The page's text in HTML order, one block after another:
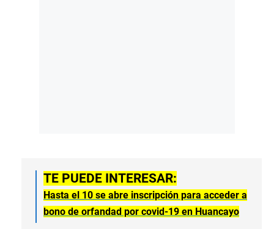
TE PUEDE INTERESAR:
Hasta el 10 se abre inscripción para acceder a
bono de orfandad por covid-19 en Huancayo